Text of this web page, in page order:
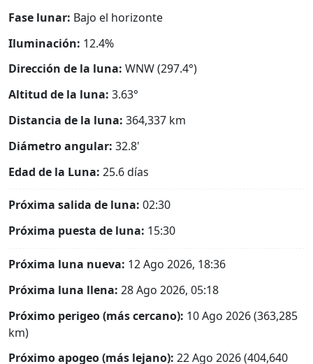
Fase lunar: Bajo el horizonte
Iluminación: 12.4%
Dirección de la luna: WNW (297.4°)
Altitud de la luna: 3.63°
Distancia de la luna: 364,337 km
Diámetro angular: 32.8'
Edad de la Luna: 25.6 días
Próxima salida de luna: 02:30
Próxima puesta de luna: 15:30
Próxima luna nueva: 12 Ago 2026, 18:36
Próxima luna llena: 28 Ago 2026, 05:18
Próximo perigeo (más cercano): 10 Ago 2026 (363,285
km)
Próximo apogeo (más lejano): 22 Ago 2026 (404,640